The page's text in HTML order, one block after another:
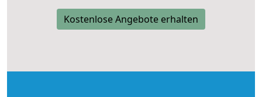
Kostenlose Angebote erhalten